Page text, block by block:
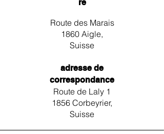
re
Route des Marais
1860 Aigle,
Suisse
adresse de
correspondance
Route de Laly 1
1856 Corbeyrier,
Suisse